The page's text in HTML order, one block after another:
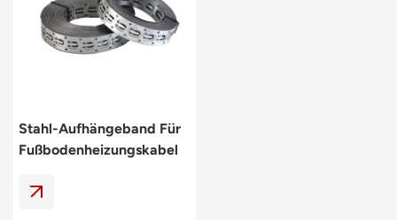
Stahl-Aufhängeband Für
Fußbodenheizungskabel